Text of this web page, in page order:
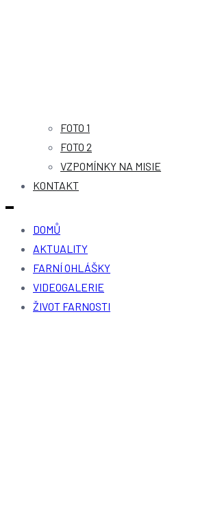
FOTO 1
FOTO 2
VZPOMÍNKY NA MISIE
KONTAKT
DOMŮ
AKTUALITY
FARNÍ OHLÁŠKY
VIDEOGALERIE
ŽIVOT FARNOSTI